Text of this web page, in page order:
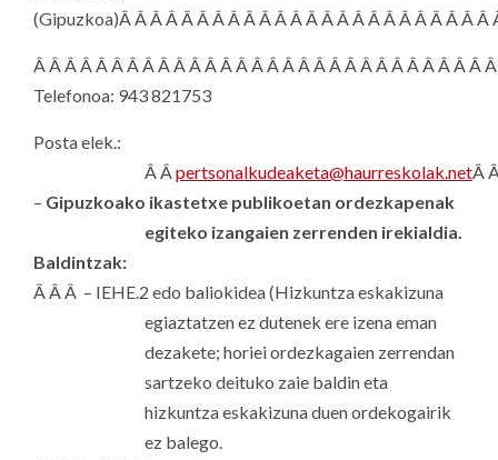
(Gipuzkoa)ÂÂ Â Â Â Â Â Â Â Â Â Â Â Â Â Â Â Â Â Â Â Â Â Â
Â Â Â Â Â Â Â Â Â Â Â Â Â Â Â Â Â Â Â Â Â Â Â Â Â Â Â Â Â
Telefonoa: 943 821753
Posta elek.:
Â Âpertsonalkudeaketa@haurreskolak.netÂ
– Gipuzkoako ikastetxe publikoetan ordezkapenak
egiteko izangaien zerrenden irekialdia.
Baldintzak:
Â Â Â – IEHE.2 edo baliokidea (Hizkuntza eskakizuna
egiaztatzen ez dutenek ere izena eman
dezakete; horiei ordezkagaien zerrendan
sartzeko deituko zaie baldin eta
hizkuntza eskakizuna duen ordekogairik
ez balego.